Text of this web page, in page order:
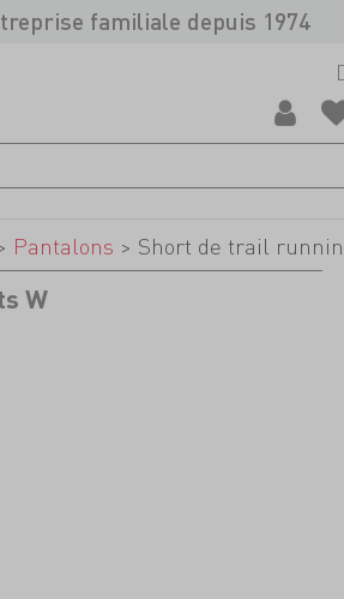
familiale depuis 1974
Pantalons > Short de trail
W